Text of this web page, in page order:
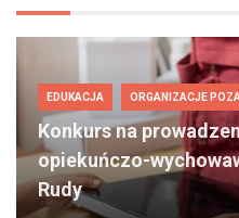
EDUKACJA ORGANIZACJE
Konkurs na
opiekuńczo-
Rudy